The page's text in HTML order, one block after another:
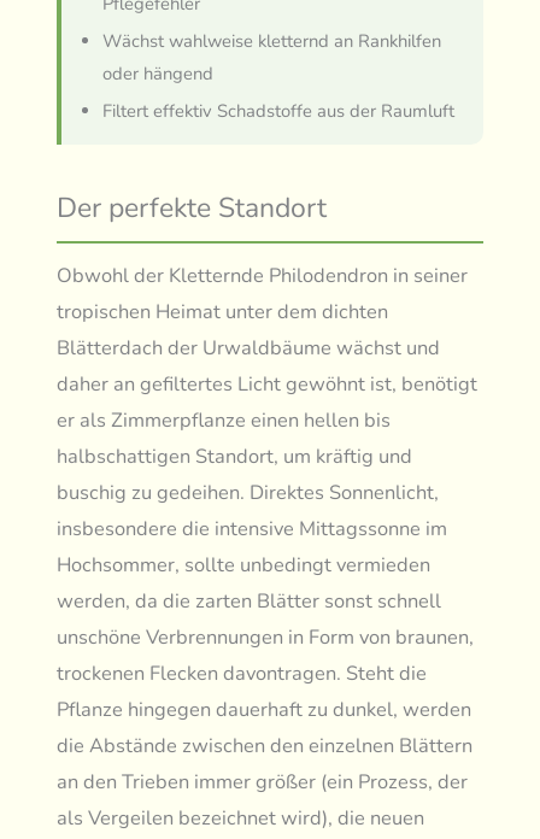
Wächst wahlweise kletternd an Rankhilfen
oder hängend
Filtert effektiv Schadstoffe aus der Raumluft
Der perfekte Standort
Obwohl der Kletternde Philodendron in seiner
tropischen Heimat unter dem dichten
Blätterdach der Urwaldbäume wächst und
daher an gefiltertes Licht gewöhnt ist, benötigt
er als Zimmerpflanze einen hellen bis
halbschattigen Standort, um kräftig und
buschig zu gedeihen. Direktes Sonnenlicht,
insbesondere die intensive Mittagssonne im
Hochsommer, sollte unbedingt vermieden
werden, da die zarten Blätter sonst schnell
unschöne Verbrennungen in Form von braunen,
trockenen Flecken davontragen. Steht die
Pflanze hingegen dauerhaft zu dunkel, werden
die Abstände zwischen den einzelnen Blättern
an den Trieben immer größer (ein Prozess, der
als Vergeilen bezeichnet wird), die neuen